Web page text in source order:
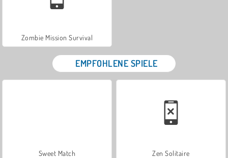
Zombie Mission Survival
EMPFOHLENE SPIELE
Sweet Match Zen Solitaire